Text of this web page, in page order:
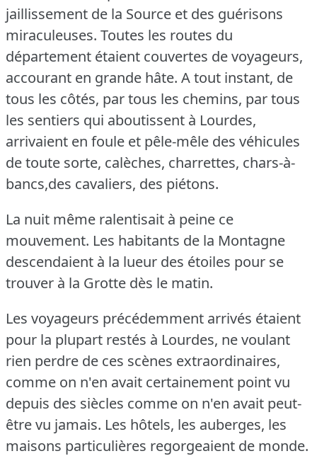
jaillissement de la Source et des guérisons
miraculeuses. Toutes les routes du
département étaient couvertes de voyageurs,
accourant en grande hâte. A tout instant, de
tous les côtés, par tous les chemins, par tous
les sentiers qui aboutissent à Lourdes,
arrivaient en foule et pêle-mêle des véhicules
de toute sorte, calèches, charrettes, chars-à-
bancs,des cavaliers, des piétons.
La nuit même ralentisait à peine ce
mouvement. Les habitants de la Montagne
descendaient à la lueur des étoiles pour se
trouver à la Grotte dès le matin.
Les voyageurs précédemment arrivés étaient
pour la plupart restés à Lourdes, ne voulant
rien perdre de ces scènes extraordinaires,
comme on n'en avait certainement point vu
depuis des siècles comme on n'en avait peut-
être vu jamais. Les hôtels, les auberges, les
maisons particulières regorgeaient de monde.